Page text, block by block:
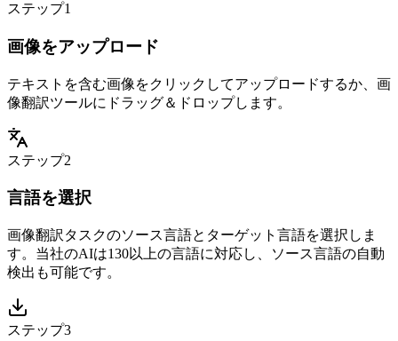
ステップ1
画像をアップロード
テキストを含む画像をクリックしてアップロードするか、画
像翻訳ツールにドラッグ＆ドロップします。
ステップ2
言語を選択
画像翻訳タスクのソース言語とターゲット言語を選択しま
す。当社のAIは130以上の言語に対応し、ソース言語の自動
検出も可能です。
ステップ3